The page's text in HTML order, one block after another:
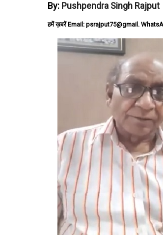
By: Pushpendra Singh Rajput
हमें ख़बरें Email: psrajput75@gmail.